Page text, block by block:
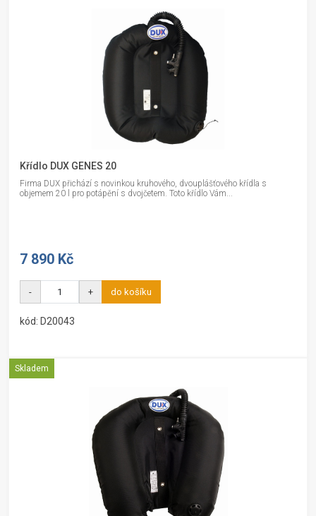
Křídlo DUX GENES 20
Firma DUX přichází s novinkou kruhového, dvouplášťového křídla s
objemem 20 l pro potápění s dvojčetem. Toto křídlo Vám...
7 890 Kč
- + do košíku
kód: D20043
Skladem